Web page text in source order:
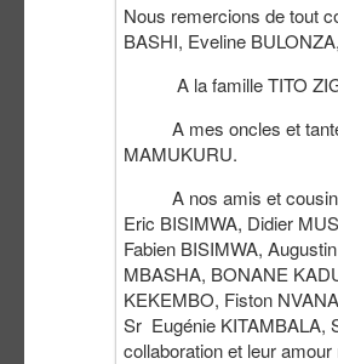
Nous remercions de tout
BASHI, Eveline
A la famille TITO
A mes oncles et tantes
MAMUKURU.
A nos amis et cousins
Eric BISIMWA, Didier
Fabien BISIMWA,
MBASHA, BONANE
KEKEMBO, Fiston
Sr Eugénie KITAMBALA,
collaboration et leur